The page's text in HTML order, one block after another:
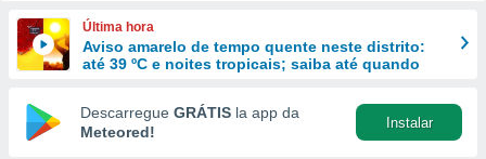
e
forma
digital
Última hora
Aviso amarelo de tempo quente neste distrito:
até 39 ºC e noites tropicais; saiba até quando
Descarregue GRÁTIS la app da
Meteored!
Instalar